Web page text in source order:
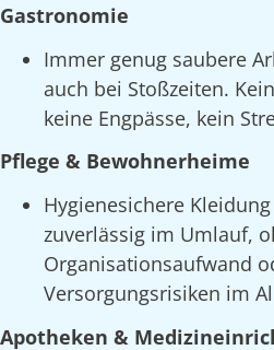
Gastronomie
Immer genug saubere
auch bei Stoßzeiten.
keine Engpässe, kein
Pflege & Bewohnerheime
Hygienesichere
zuverlässig im Umlauf,
Organisationsaufwand
Versorgungsrisiken im
Apotheken &